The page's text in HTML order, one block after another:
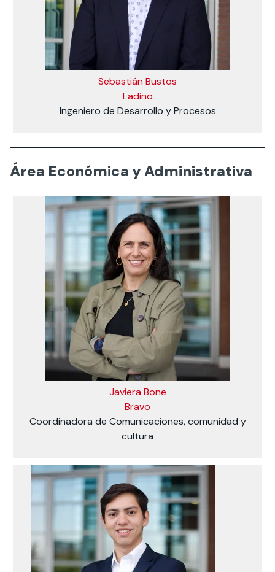
Sebastián Bustos
Ladino
Ingeniero de Desarrollo y Procesos
Área Económica y Administrativa
Javiera Bone
Bravo
Coordinadora de Comunicaciones, comunidad y
cultura